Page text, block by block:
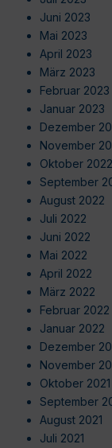
Juni 2023
Mai 2023
April 2023
März 2023
Februar 2023
Januar 2023
Dezember
November
Oktober 2022
September
August 2022
Juli 2022
Juni 2022
Mai 2022
April 2022
März 2022
Februar 2022
Januar 2022
Dezember
November
Oktober 2021
September
August 2021
Juli 2021